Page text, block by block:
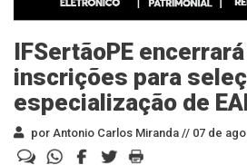
IFSertãoPE
inscrições para
especialização de
por Antonio Carlos Miranda // 07 de